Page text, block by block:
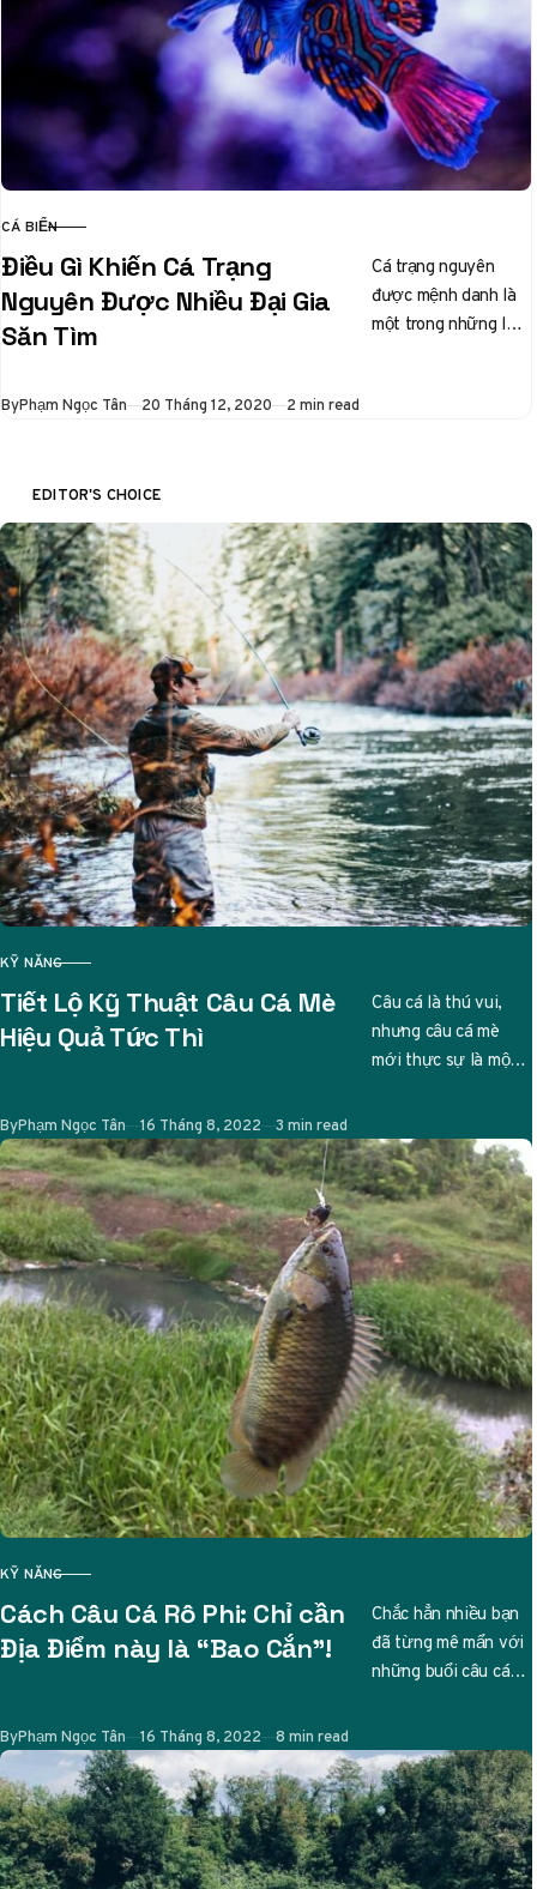
CATEGORY
CÁ BIỂN
Điều Gì Khiến Cá Trạng
Nguyên Được Nhiều Đại Gia
Săn Tìm
Cá trạng nguyên
được mệnh danh là
một trong những loài
ByPhạm Ngọc Tân Published
20 Tháng 12, 2020 2 min read
EDITOR'S CHOICE
CATEGORY
KỸ NĂNG
Tiết Lộ Kỹ Thuật Câu Cá Mè
Hiệu Quả Tức Thì
Câu cá là thú vui,
nhưng câu cá mè
mới thực sự là một
ByPhạm Ngọc Tân Published
16 Tháng 8, 2022 3 min read
CATEGORY
KỸ NĂNG
Cách Câu Cá Rô Phi: Chỉ cần
Địa Điểm này là “Bao Cắn”!
Chắc hẳn nhiều bạn
đã từng mê mẩn với
những buổi câu cá
ByPhạm Ngọc Tân Published
16 Tháng 8, 2022 8 min read